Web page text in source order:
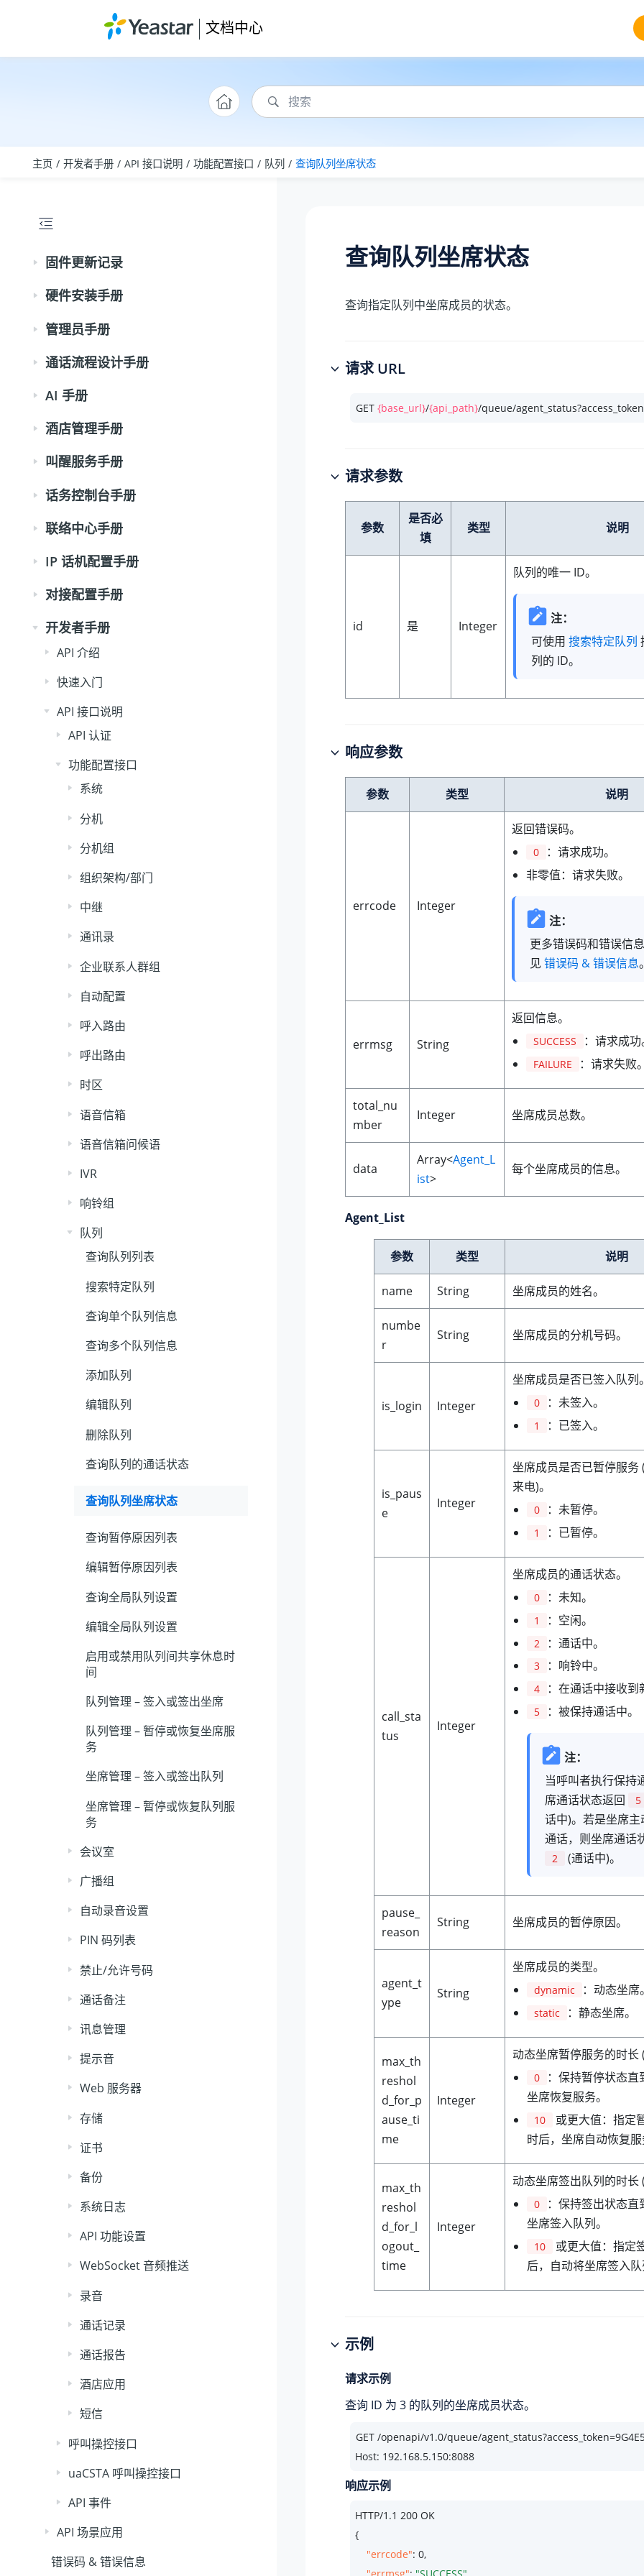
文档中心
主页 开发者手册 API 接口说明 功能配置接口 队列 查询队列坐席状态
固件更新记录
硬件安装手册
管理员手册
通话流程设计手册
AI 手册
酒店管理手册
叫醒服务手册
话务控制台手册
联络中心手册
IP 话机配置手册
对接配置手册
开发者手册
API 介绍
快速入门
API 接口说明
API 认证
功能配置接口
系统
分机
分机组
组织架构/部门
中继
通讯录
企业联系人群组
自动配置
呼入路由
呼出路由
时区
语音信箱
语音信箱问候语
IVR
响铃组
队列
查询队列列表
搜索特定队列
查询单个队列信息
查询多个队列信息
添加队列
编辑队列
删除队列
查询队列的通话状态
查询队列坐席状态
查询暂停原因列表
编辑暂停原因列表
查询全局队列设置
编辑全局队列设置
启用或禁用队列间共享休息时
间
队列管理 – 签入或签出坐席
队列管理 – 暂停或恢复坐席服
务
坐席管理 – 签入或签出队列
坐席管理 – 暂停或恢复队列服
务
会议室
广播组
自动录音设置
PIN 码列表
禁止/允许号码
通话备注
讯息管理
提示音
Web 服务器
存储
证书
备份
系统日志
API 功能设置
WebSocket 音频推送
录音
通话记录
通话报告
酒店应用
短信
呼叫操控接口
uaCSTA 呼叫操控接口
API 事件
API 场景应用
错误码 & 错误信息
查询队列坐席状态
查询指定队列中坐席成员的状态。
请求 URL
GET {base_url}/{api_path}/queue/
请求参数
参数
是否必
填
类型 说明
id 是 Integer
队列的唯一 ID。
注：
可使用 搜索特定队列
列的 ID。
响应参数
参数 类型 说明
errcode Integer
返回错误码。
0
：请求成功。
非零值：请求失败。
注：
更多错误码和错误信
见 错误码 & 错误信息
errmsg String
返回信息。
SUCCESS ：请求成
FAILURE ：请求失败
total_nu
mber
Integer 坐席成员总数。
data
Array<Agent_L
ist>
每个坐席成员的信息。
Agent_List
参数 类型 说明
name String 坐席成员的姓名。
numbe
r
String 坐席成员的分机号码。
is_login Integer
坐席成员是否已签入队列
0 ：未签入。
1 ：已签入。
is_paus
e
Integer
坐席成员是否已暂停服务
来电)。
0 ：未暂停。
1 ：已暂停。
call_sta
tus
Integer
坐席成员的通话状态。
0 ：未知。
1 ：空闲。
2 ：通话中。
3 ：响铃中。
4 ：在通话中接收到
5 ：被保持通话中。
注：
当呼叫者执行保持
席通话状态返回
5
话中)。若是坐席
通话，则坐席通话
2 (通话中)。
pause_
reason
String 坐席成员的暂停原因。
agent_t
ype
String
坐席成员的类型。
dynamic ：动态坐席
static ：静态坐席。
max_th
reshol
d_for_p
ause_ti
me
Integer
动态坐席暂停服务的时长
0
：保持暂停状态
坐席恢复服务。
10
或更大值：指定
时后，坐席自动恢复
max_th
reshol
d_for_l
ogout_
time
Integer
动态坐席签出队列的时长
0
：保持签出状态
坐席签入队列。
10
或更大值：指定
后，自动将坐席签入
示例
请求示例
查询 ID 为 3 的队列的坐席成员状态。
Host: 192.168.5.150:8088
响应示例
HTTP/1.1 200 OK
{
"errcode": 0,